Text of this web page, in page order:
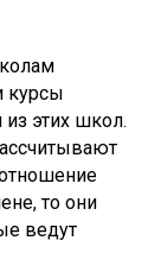
курсы
из этих школ.
то они
ведут